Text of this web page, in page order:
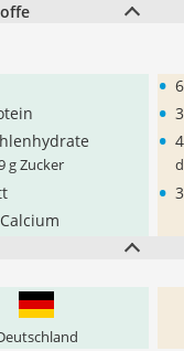
g Zucker
•
•
•
•